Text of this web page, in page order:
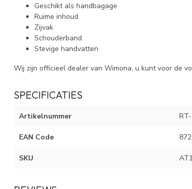
Geschikt als handbagage
Ruime inhoud
Zijvak
Schouderband
Stevige handvatten
Wij zijn officieel dealer van Wimona, u kunt voor de
SPECIFICATIES
Artikelnummer
EAN Code
SKU